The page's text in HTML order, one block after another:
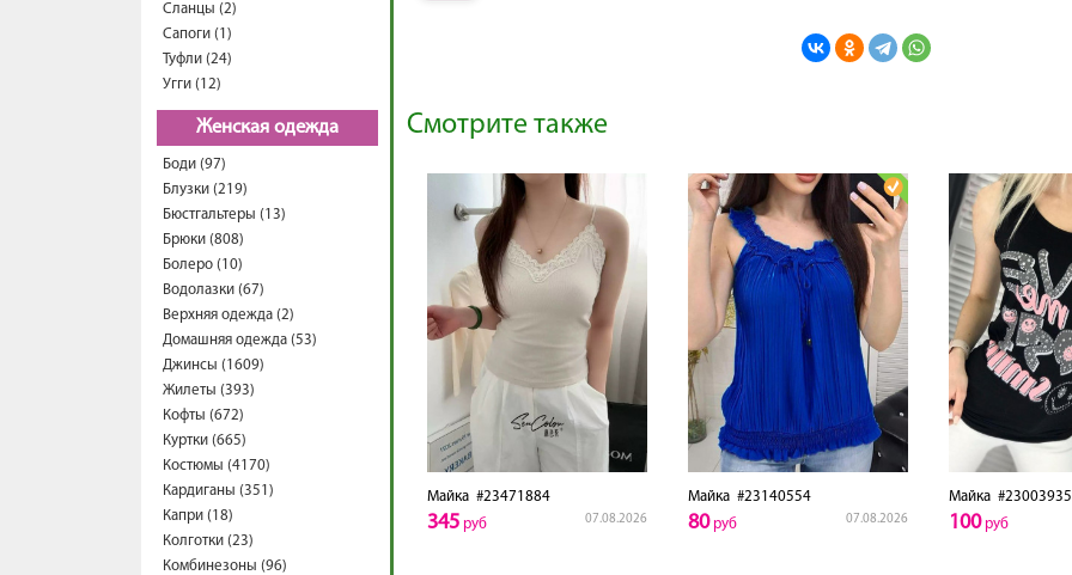
Сланцы (2)
Сапоги (1)
Туфли (24)
Угги (12)
Женская одежда
Боди (97)
Блузки (219)
Бюстгальтеры (13)
Брюки (808)
Болеро (10)
Водолазки (67)
Верхняя одежда (2)
Домашняя одежда (53)
Джинсы (1609)
Жилеты (393)
Кофты (672)
Куртки (665)
Костюмы (4170)
Кардиганы (351)
Капри (18)
Колготки (23)
Комбинезоны (96)
Смотрите также
Майка #23471884
07.08.2026
345 руб
Майка#23140554
07.08.2026
80руб
Майка#23003935
100руб